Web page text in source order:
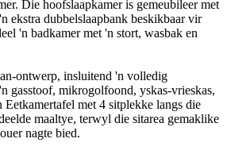
Die hoofslaapkamer is gemeubileer met
ekstra dubbelslaapbank beskikbaar vir
'n badkamer met 'n stort, wasbak en
ontwerp, insluitend 'n volledig
gasstoof, mikrogolfoond, yskas-vrieskas,
Eetkamertafel met 4 sitplekke langs die
maaltye, terwyl die sitarea gemaklike
nagte bied.